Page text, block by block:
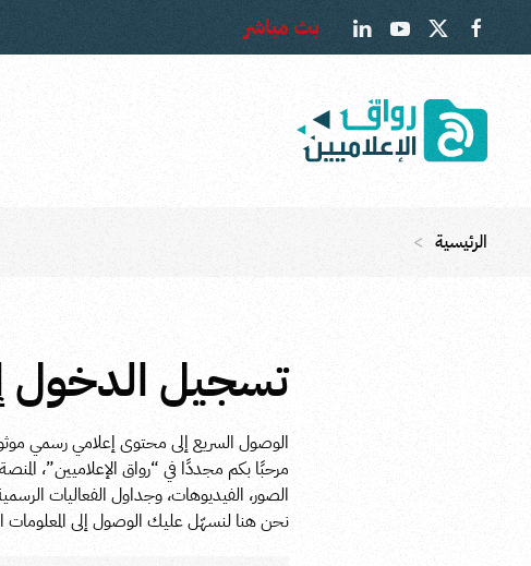
Skip to main content
بث مباشر
الرئيسية
تسجيل الدخول
الوصول السريع إلى محتوى إعلامي رسمي
مرحبًا بكم مجددًا في “رواق الإعلاميين”،
الصور، الفيديوهات، وجداول الفعاليات
نحن هنا لنسهّل عليك الوصول إلى المعلومات